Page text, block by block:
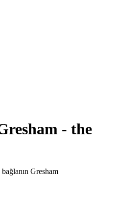
- the
Gresham